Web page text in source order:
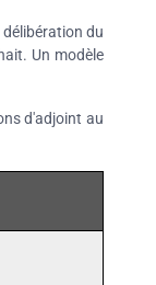
du
Un modèle
d'adjoint au